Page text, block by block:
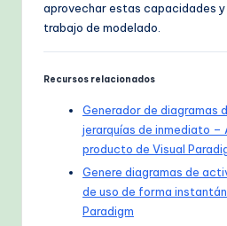
aprovechar estas capacidades
trabajo de modelado.
Recursos relacionados
Generador de diagramas
jerarquías de inmediato –
producto de Visual
Genere diagramas de
de uso de forma
Paradigm